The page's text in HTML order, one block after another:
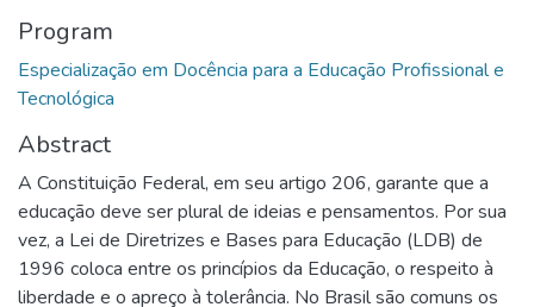
Program
Especialização em Docência para a Educação Profissional e
Tecnológica
Abstract
A Constituição Federal, em seu artigo 206, garante que a
educação deve ser plural de ideias e pensamentos. Por sua
vez, a Lei de Diretrizes e Bases para Educação (LDB) de
1996 coloca entre os princípios da Educação, o respeito à
liberdade e o apreço à tolerância. No Brasil são comuns os